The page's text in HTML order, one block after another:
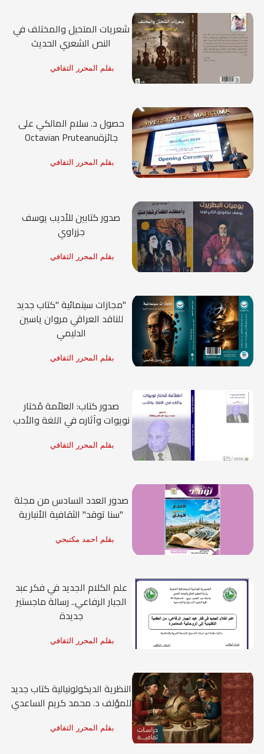
شعريات المتخيل والمختلف في
النص الشعري الحديث
بقلم المحرر الثقافي
حصول د. سلام المالكي على
جائزةOctavian Pruteanu
بقلم المحرر الثقافي
صدور كتابين للأديب يوسف
جزراوي
بقلم المحرر الثقافي
"مجازات سينمائية "كتاب جديد
للناقد العراقي مروان ياسين
الدليمي
بقلم المحرر الثقافي
صدور كتاب: العلاّمة مُختار
نويوات وآثاره في اللغة والأدب
بقلم المحرر الثقافي
صدور العدد السادس من مجلة
"سنا توقد" الثقافية الأنبارية
بقلم احمد مكتبجي
علم الكلام الجديد في فكر عبد
الجبار الرفاعي.. رسالة ماجستير
جديدة
بقلم المحرر الثقافي
النظرية الديكولونيالية كتاب جديد
للمؤلف د. محمد كريم الساعدي
بقلم المحرر الثقافي